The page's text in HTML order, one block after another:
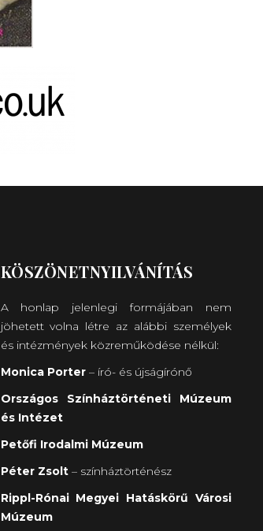
KÖSZÖNETNYILVÁNÍTÁS
A honlap jelenlegi formájában nem
jöhetett volna létre az alábbi személyek
és intézmények közreműködése nélkül:
Monica Porter– író- és újságírónő
Országos Színháztörténeti Múzeum
és Intézet
Petőfi Irodalmi Múzeum
Péter Zsolt– színháztörténész
Rippl-Rónai Megyei Hatáskörű Városi
Múzeum